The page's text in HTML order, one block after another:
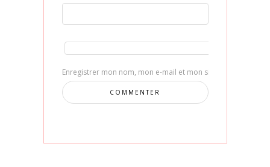
Enregistrer mon nom, mon e-mail et mon site dans le